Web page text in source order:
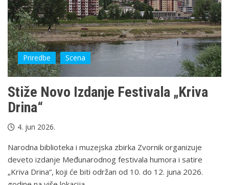
Priredbe Scena
Stiže Novo Izdanje Festivala „Kriva
Drina“
4. jun 2026.
Narodna biblioteka i muzejska zbirka Zvornik organizuje
deveto izdanje Međunarodnog festivala humora i satire
„Kriva Drina“, koji će biti održan od 10. do 12. juna 2026.